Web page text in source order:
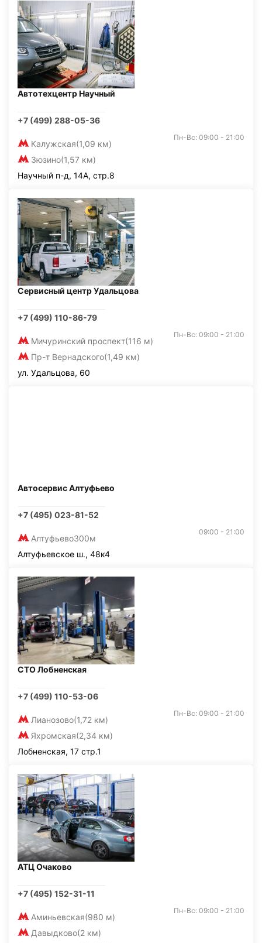
Автотехцентр Научный
+7 (499) 288-05-36
Калужская(1,09 км)
Зюзино(1,57 км)
Пн-Вс: 09:00 - 21:00
Научный п-д, 14А, стр.8
Сервисный центр Удальцова
+7 (499) 110-86-79
Мичуринский проспект(116 м)
Пр-т Вернадского(1,49 км)
Пн-Вс: 09:00 - 21:00
ул. Удальцова, 60
Автосервис Алтуфьево
+7 (495) 023-81-52
Алтуфьево300м
09:00 - 21:00
Алтуфьевское ш., 48к4
СТО Лобненская
+7 (499) 110-53-06
Лианозово(1,72 км)
Яхромская(2,34 км)
Пн-Вс: 09:00 - 21:00
Лобненская, 17 стр.1
АТЦ Очаково
+7 (495) 152-31-11
Аминьевская(980 м)
Давыдково(2 км)
Пн-Вс: 09:00 - 21:00